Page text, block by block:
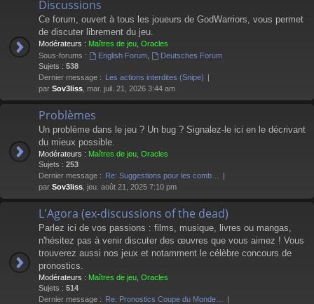
Discussions
Ce forum, ouvert à tous les joueurs de GodWarriors, vous permet
de discuter librement du jeu.
Modérateurs : Maîtres de jeu Oracles
Sous-forums :
English Forum,
Deutsches Forum
Sujets : 538
Dernier message : Les actions interdites (Snipe)
par Sov3liss , mar. juil. 21, 2026 3:44 am
Problèmes
Un problème dans le jeu ? Un bug ? Signalez-le ici en le décrivant
du mieux possible.
Modérateurs : Maîtres de jeu Oracles
Sujets : 253
Dernier message : Re: Suggestions pour les comb…
par Sov3liss , jeu. août 21, 2025 7:10 pm
L'Agora (ex-discussions of the dead)
Parlez ici de vos passions : films, musique, livres ou mangas,
n'hésitez pas à venir discuter des œuvres que vous aimez ! Vous
trouverez aussi nos jeux et notamment le célèbre concours de
pronostics.
Modérateurs : Maîtres de jeu Oracles
Sujets : 514
Dernier message : Re: Pronostics Coupe du Monde…